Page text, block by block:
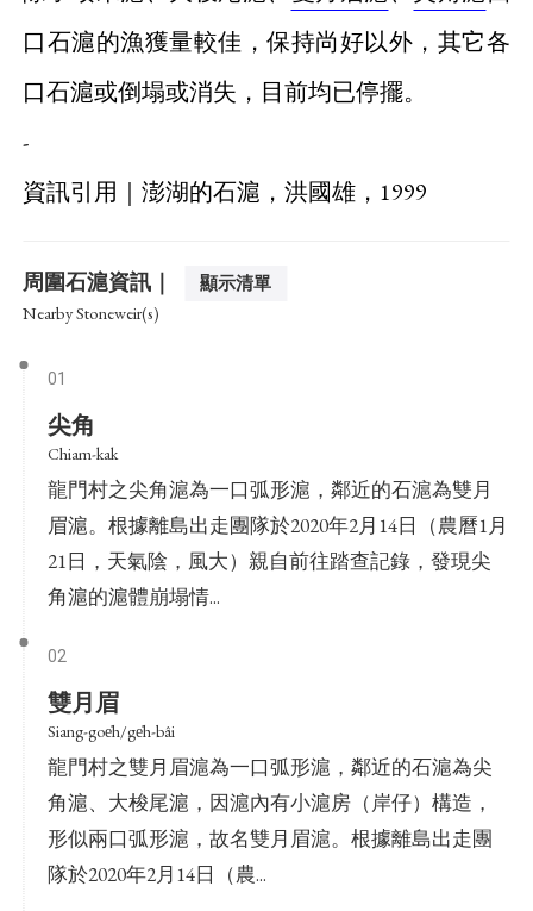
口石滬的漁獲量較佳，保持尚好以外，其它各
口石滬或倒塌或消失，目前均已停擺。
-
資訊引用｜澎湖的石滬，洪國雄，1999
周圍石滬資訊｜ 顯示清單
Nearby Stoneweir(s)
01
尖角
Chiam-kak
龍門村之尖角滬為一口弧形滬，鄰近的石滬為雙月
眉滬。根據離島出走團隊於2020年2月14日（農曆1月
21日，天氣陰，風大）親自前往踏查記錄，發現尖
角滬的滬體崩塌情...
02
雙月眉
Siang-goe̍h/ge̍h-bâi
龍門村之雙月眉滬為一口弧形滬，鄰近的石滬為尖
角滬、大梭尾滬，因滬內有小滬房（岸仔）構造，
形似兩口弧形滬，故名雙月眉滬。根據離島出走團
隊於2020年2月14日（農...